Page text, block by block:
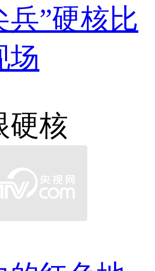
兵”硬核比
场
硬核